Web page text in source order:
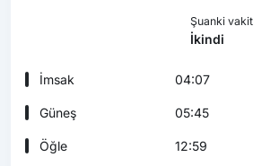
Şuanki vakit
İkindi
İmsak 04:07
Güneş 05:45
Öğle 12:59